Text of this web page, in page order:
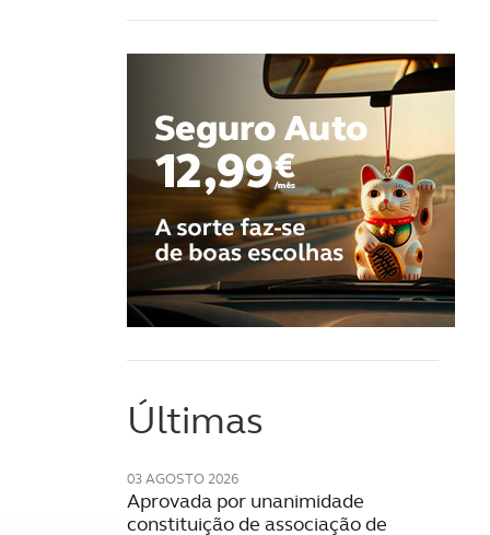
Últimas
03 AGOSTO 2026
Aprovada por unanimidade
constituição de associação de